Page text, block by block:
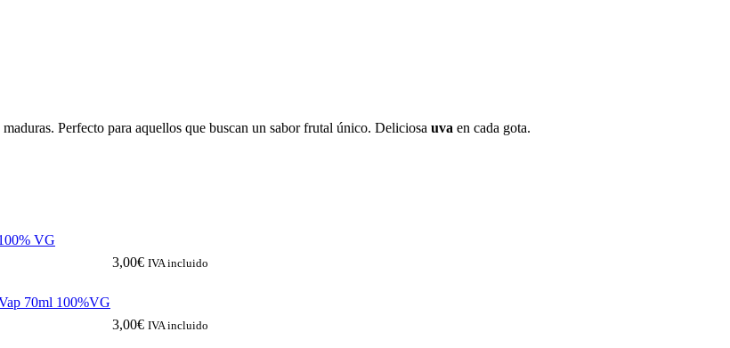
maduras. Perfecto para aquellos que buscan un sabor frutal único. Deliciosa uva en cada gota.
VG
3,00€ IVA incluido
70ml 100%VG
3,00€ IVA incluido